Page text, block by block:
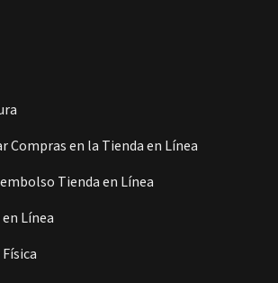
Compras en la Tienda en Línea
Tienda en Línea
Línea